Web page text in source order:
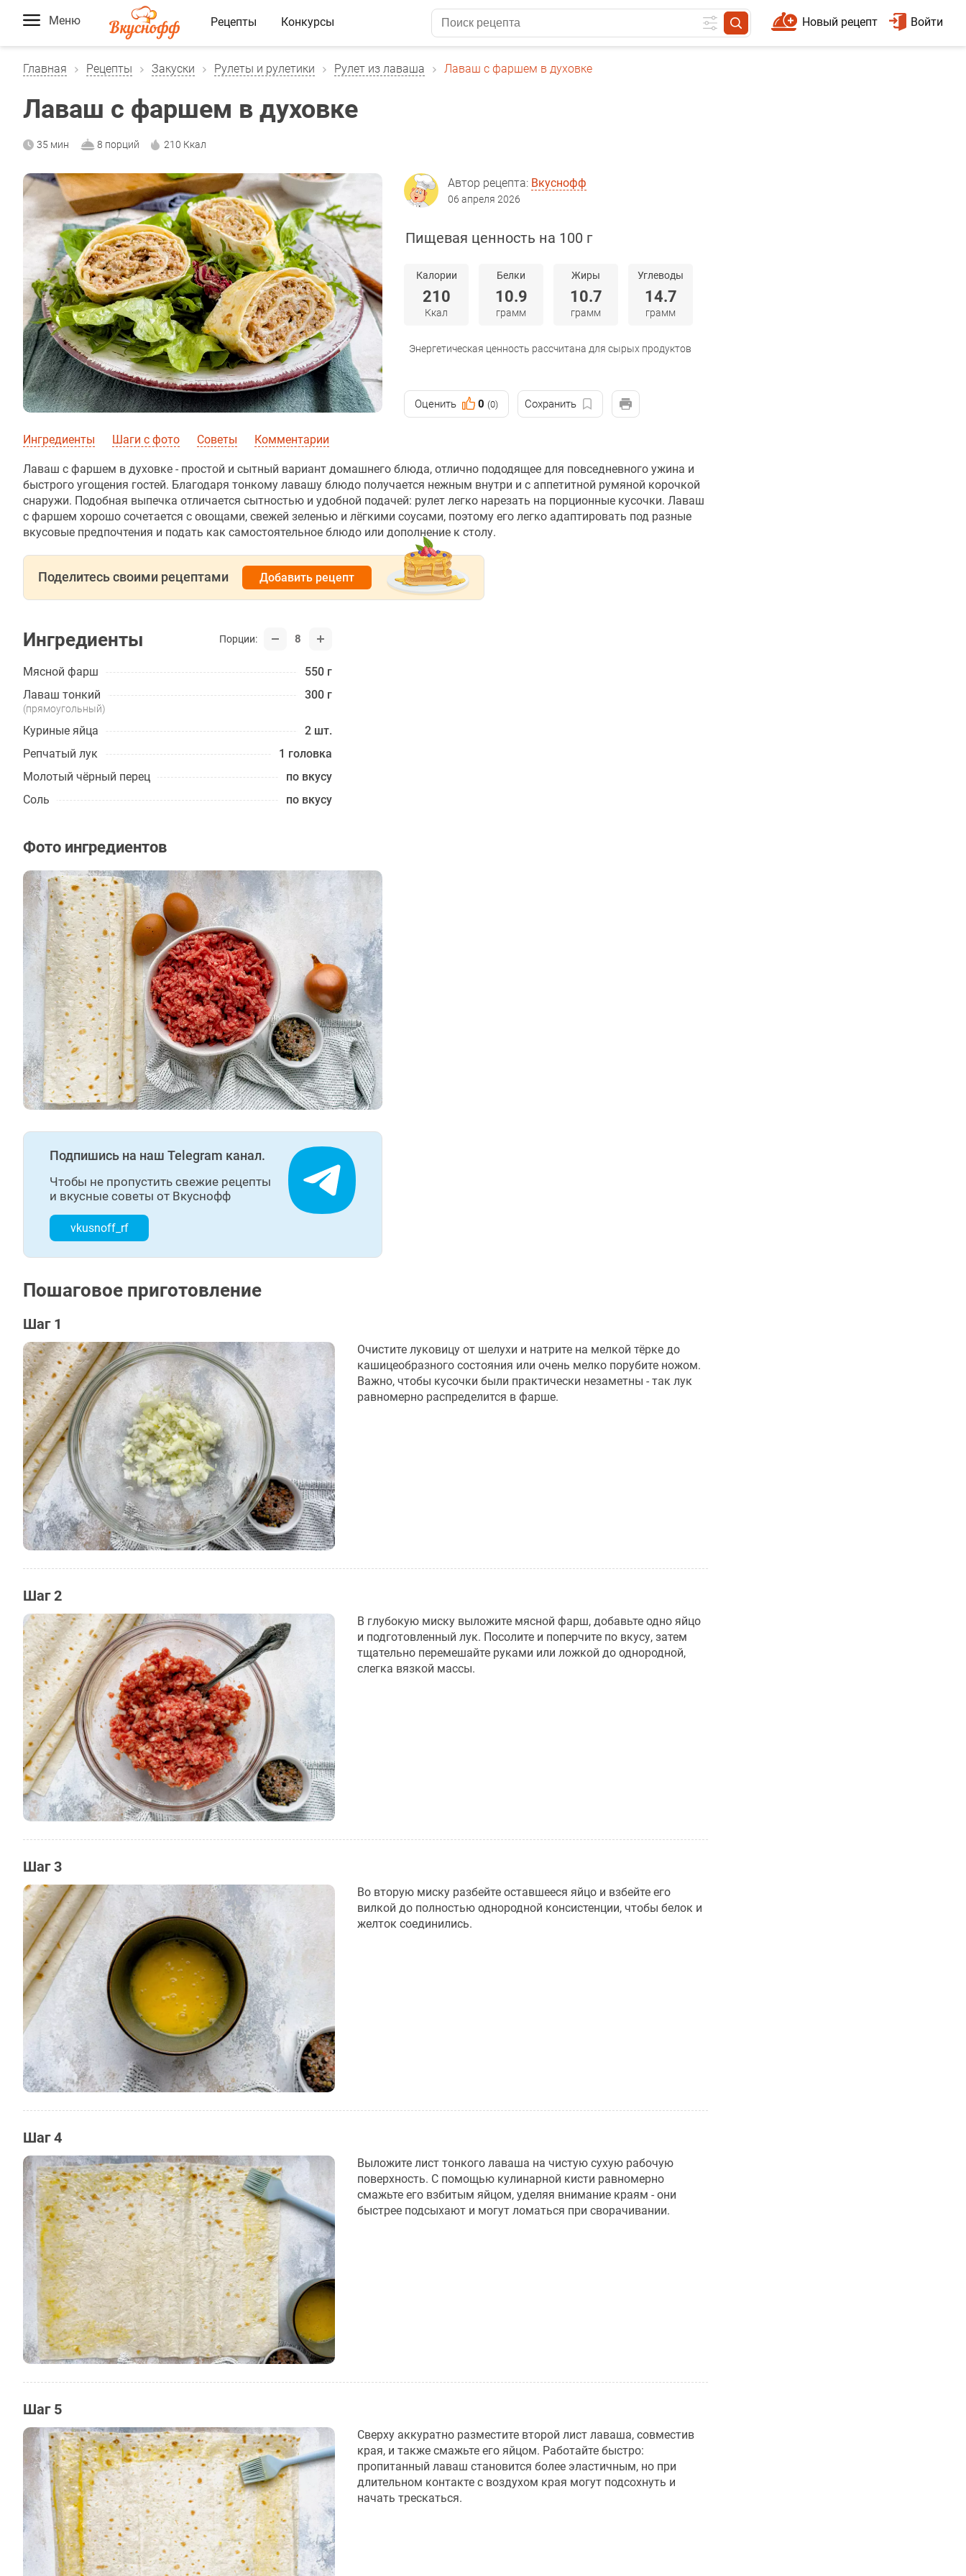
Меню Рецепты Конкурсы Войти
Новый рецепт
Главная Рецепты Закуски Рулеты и рулетики Рулет из лаваша Лаваш с фаршем в духовке
Лаваш с фаршем в духовке
35 мин 8 порций 210 Ккал
Автор рецепта: Вкуснофф
06 апреля 2026
Пищевая ценность на 100 г
Калории
210
Ккал
Белки
10.9
грамм
Жиры
10.7
грамм
Углеводы
14.7
грамм
Энергетическая ценность рассчитана для сырых продуктов
Оценить 0 (0) Сохранить
Ингредиенты Шаги с фото Советы Комментарии
Лаваш с фаршем в духовке - простой и сытный вариант домашнего блюда, отлично пододящее для повседневного ужина и
быстрого угощения гостей. Благодаря тонкому лавашу блюдо получается нежным внутри и с аппетитной румяной корочкой
снаружи. Подобная выпечка отличается сытностью и удобной подачей: рулет легко нарезать на порционные кусочки. Лаваш
с фаршем хорошо сочетается с овощами, свежей зеленью и лёгкими соусами, поэтому его легко адаптировать под разные
вкусовые предпочтения и подать как самостоятельное блюдо или дополнение к столу.
Поделитесь своими рецептами Добавить рецепт
Ингредиенты Порции: 8
Мясной фарш
550 г
Лаваш тонкий
300 г
(прямоугольный)
Куриные яйца
2 шт.
Репчатый лук
1 головка
Молотый чёрный перец
по вкусу
Соль
по вкусу
Фото ингредиентов
Подпишись на наш Telegram канал.
Чтобы не пропустить свежие рецепты
и вкусные советы от Вкуснофф
vkusnoff_rf
Пошаговое приготовление
Шаг 1
Очистите луковицу от шелухи и натрите на мелкой тёрке до
кашицеобразного состояния или очень мелко порубите ножом.
Важно, чтобы кусочки были практически незаметны - так лук
равномерно распределится в фарше.
Шаг 2
В глубокую миску выложите мясной фарш, добавьте одно яйцо
и подготовленный лук. Посолите и поперчите по вкусу, затем
тщательно перемешайте руками или ложкой до однородной,
слегка вязкой массы.
Шаг 3
Во вторую миску разбейте оставшееся яйцо и взбейте его
вилкой до полностью однородной консистенции, чтобы белок и
желток соединились.
Шаг 4
Выложите лист тонкого лаваша на чистую сухую рабочую
поверхность. С помощью кулинарной кисти равномерно
смажьте его взбитым яйцом, уделяя внимание краям - они
быстрее подсыхают и могут ломаться при сворачивании.
Шаг 5
Сверху аккуратно разместите второй лист лаваша, совместив
края, и также смажьте его яйцом. Работайте быстро:
пропитанный лаваш становится более эластичным, но при
длительном контакте с воздухом края могут подсохнуть и
начать трескаться.